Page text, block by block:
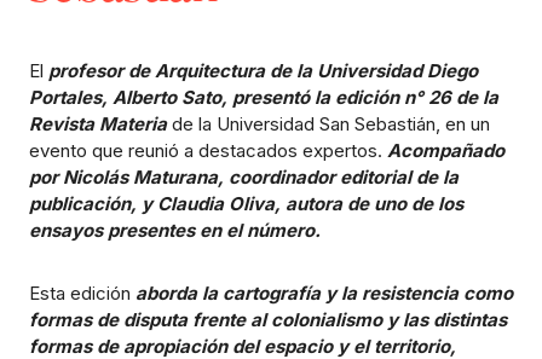
El profesor de Arquitectura de la Universidad Diego
Portales, Alberto Sato, presentó la edición n° 26 de la
Revista Materiade la Universidad San Sebastián, en un
evento que reunió a destacados expertos. Acompañado
por Nicolás Maturana, coordinador editorial de la
publicación, y Claudia Oliva, autora de uno de los
ensayos presentes en el número.
Esta edición aborda la cartografía y la resistencia como
formas de disputa frente al colonialismo y las distintas
formas de apropiación del espacio y el territorio,